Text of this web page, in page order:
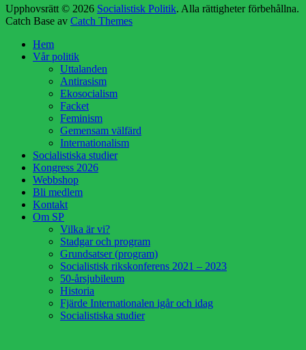
Upphovsrätt © 2026 Socialistisk Politik. Alla rättigheter förbehållna.
Catch Base av Catch Themes
Hem
Vår politik
Uttalanden
Antirasism
Ekosocialism
Facket
Feminism
Gemensam välfärd
Internationalism
Socialistiska studier
Kongress 2026
Webbshop
Bli medlem
Kontakt
Om SP
Vilka är vi?
Stadgar och program
Grundsatser (program)
Socialistisk rikskonferens 2021 – 2023
50-årsjubileum
Historia
Fjärde Internationalen igår och idag
Socialistiska studier